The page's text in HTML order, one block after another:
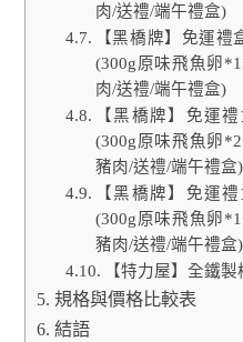
肉/送禮/端午禮盒)
【黑橋牌】免運
(300g原味飛魚卵
肉/送禮/端午禮盒)
【黑橋牌】免運
(300g原味飛魚卵
豬肉/送禮/端午禮盒)
【黑橋牌】免運
(300g原味飛魚卵
豬肉/送禮/端午禮盒)
【特力屋】全鐵
規格與價格比較表
結語